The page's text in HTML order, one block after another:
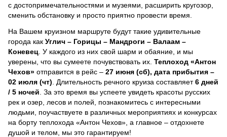
с достопримечательностями и музеями, расширить кругозор,
сменить обстановку и просто приятно провести время.
На Вашем круизном маршруте будут такие удивительные
города как Углич – Горицы – Мандроги – Валаам –
Коневец . У каждого из них свой шарм и обаяние, и мы
уверены, что вы сумеете почувствовать их. Теплоход «Антон
Чехов» отправится в рейс – 27 июня (сб), дата прибытия –
02 июля (чт) . Длительность речного круиза составляет6 дней
/ 5 ночей За это время вы успеете увидеть красоты русских
рек и озер, лесов и полей, познакомитесь с интересными
людьми, поучаствуете в различных мероприятиях и конкурсах
на борту теплохода «Антон Чехов», а главное – отдохнете
душой и телом, мы это гарантируем!